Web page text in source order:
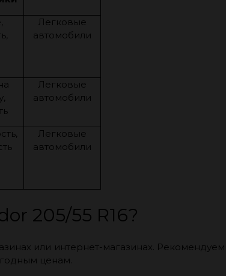
Легковые
автомобили
Легковые
автомобили
Легковые
автомобили
205/55 R16?
или интернет-магазинах.
ценам.